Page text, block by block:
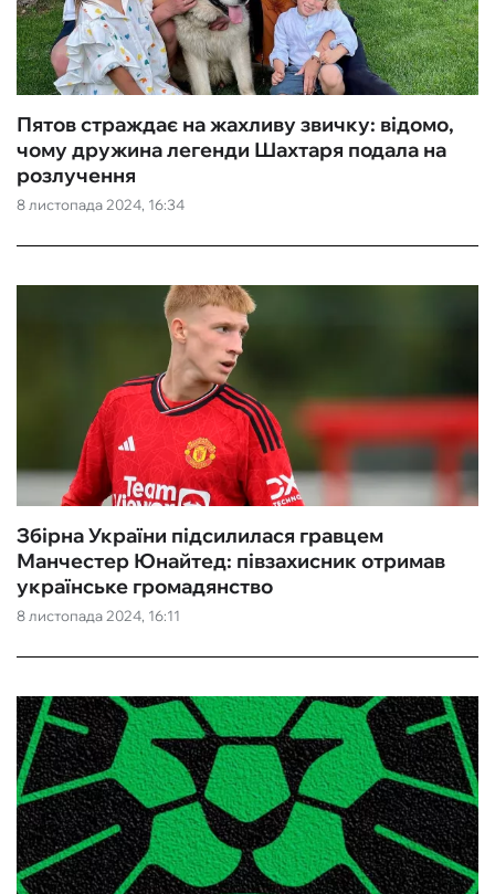
8 листопада 2024, 16:34
Пятов страждає на жахливу звичку: відомо,
чому дружина легенди Шахтаря подала на
розлучення
8 листопада 2024, 16:11
Збірна України підсилилася гравцем
Манчестер Юнайтед: півзахисник отримав
українське громадянство